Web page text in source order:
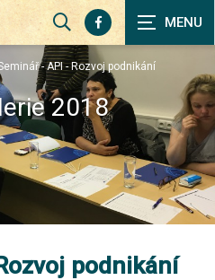
Zobrazit
vyhledávání
- API - Rozvoj podnikání
2018
podnikání